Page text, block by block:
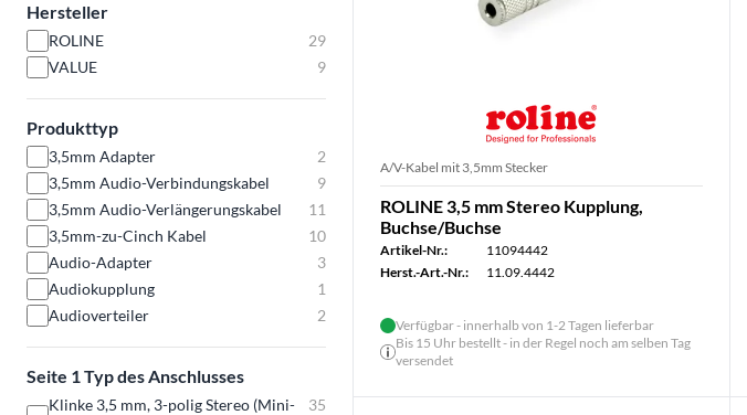
Hersteller
ROLINE
29
VALUE
9
Produkttyp
3,5mm Adapter
2
3,5mm Audio-Verbindungskabel
9
3,5mm Audio-Verlängerungskabel
11
3,5mm-zu-Cinch Kabel
10
Audio-Adapter
3
Audiokupplung
1
Audioverteiler
2
Seite 1 Typ des Anschlusses
Klinke 3,5 mm, 3-polig Stereo (Mini-
35
A/V-Kabel mit 3,5mm Stecker
ROLINE 3,5 mm Stereo Kupplung,
Buchse/Buchse
Artikel-Nr.:
11094442
Herst.-Art.-Nr.:
11.09.4442
Verfügbar - innerhalb von 1-2 Tagen lieferbar
Bis 15 Uhr bestellt - in der Regel noch am selben Tag
versendet